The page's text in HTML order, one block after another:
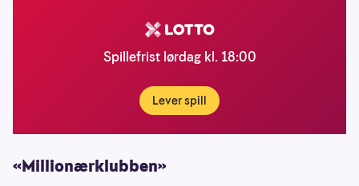
Spillefrist lørdag kl. 18:00
Lever spill
«Millionærklubben»